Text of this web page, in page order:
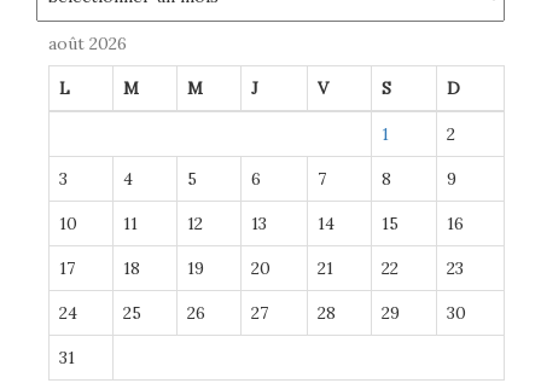
août 2026
L M M J V S D
1 2
3 4 5 6 7 8 9
10 11 12 13 14 15 16
17 18 19 20 21 22 23
24 25 26 27 28 29 30
31